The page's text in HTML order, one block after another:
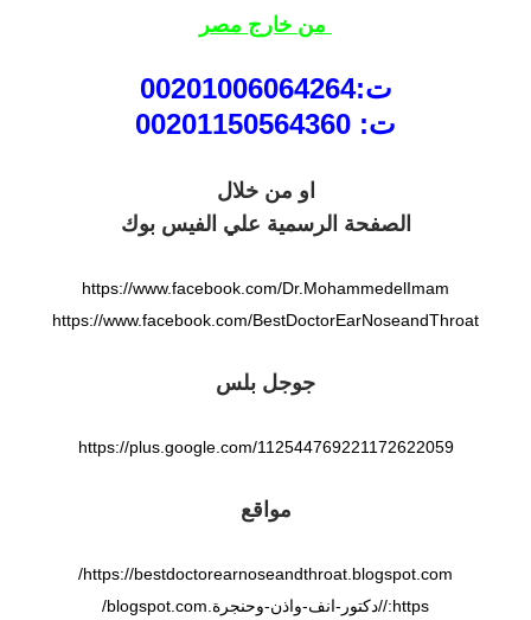
من خارج مصر
ت:00201006064264
ت: 00201150564360
او من خلال
الصفحة الرسمية علي الفيس بوك
https://www.facebook.com/Dr.MohammedelImam
https://www.facebook.com/BestDoctorEarNoseandThroat
جوجل بلس
https://plus.google.com/112544769221172622059
مواقع
https://bestdoctorearnoseandthroat.blogspot.com/
https://دكتور-انف-واذن-وحنجرة.blogspot.com/